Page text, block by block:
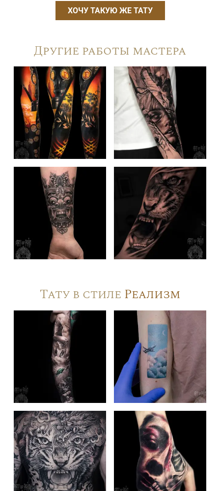
ХОЧУ ТАКУЮ ЖЕ ТАТУ
Другие работы мастера
Тату в стиле Реализм